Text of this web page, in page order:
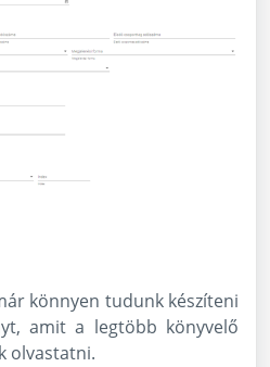
könnyen tudunk készíteni
amit a legtöbb könyvelő
olvastatni.